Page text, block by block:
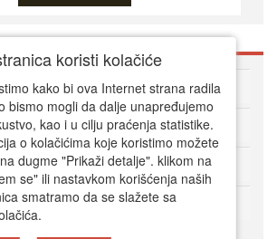
online
koristi kolačiće
kako bi ova Internet strana radila
bismo mogli da dalje unapređujemo
kao i u cilju praćenja statistike.
o kolačićima koje koristimo možete
dugme "Prikaži detalje". klikom na
se" ili nastavkom korišćenja naših
smatramo da se slažete sa